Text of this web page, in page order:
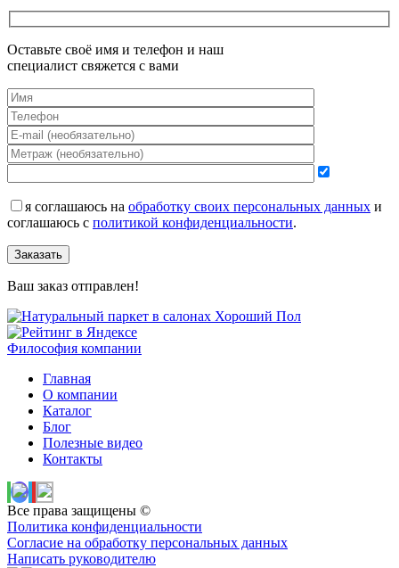
Оставьте своё имя и телефон и наш
специалист свяжется с вами
я соглашаюсь на обработку своих персональных данных и
соглашаюсь с политикой конфиденциальности.
Заказать
Ваш заказ отправлен!
Философия компании
Главная
О компании
Каталог
Блог
Полезные видео
Контакты
Все права защищены ©
Политика конфиденциальности
Согласие на обработку персональных данных
Написать руководителю